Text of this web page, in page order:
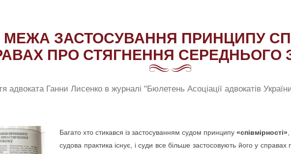
МЕЖА ЗАСТОСУВАННЯ ПРИНЦИПУ
ПРО СТЯГНЕННЯ СЕРЕДНЬОГО
адвоката Ганни Лисенко в журналі "Бюлетень Асоціації адвокатів
Багато хто стикався із застосуванням судом принципу «співмірності»
судова практика існує, і суди все більше застосовують його у справах